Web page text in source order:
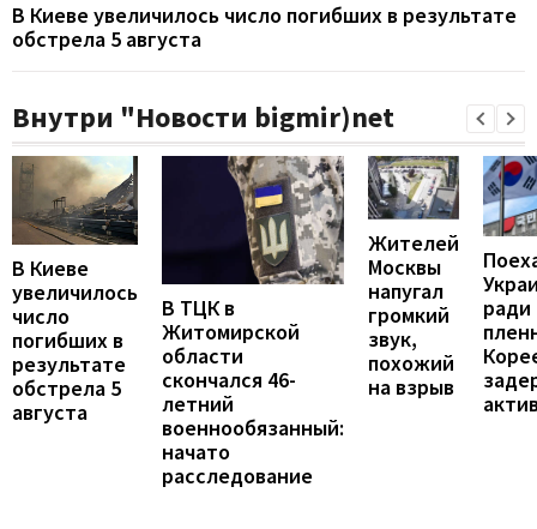
В Киеве увеличилось число погибших в результате
обстрела 5 августа
Внутри "Новости bigmir)net
В Киеве
увеличилось
число
погибших в
результате
обстрела 5
августа
В ТЦК в
Житомирской
области
скончался 46-
летний
военнообязанный:
начато
расследование
Жителей
Москвы
напугал
громкий
звук,
похожий
на взрыв
ради